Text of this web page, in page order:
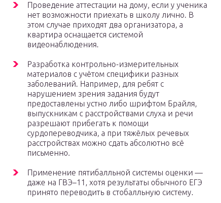
Проведение аттестации на дому, если у ученика
нет возможности приехать в школу лично. В
этом случае приходят два организатора, а
квартира оснащается системой
видеонаблюдения.
Разработка контрольно-измерительных
материалов с учётом специфики разных
заболеваний. Например, для ребят с
нарушением зрения задания будут
предоставлены устно либо шрифтом Брайля,
выпускникам с расстройствами слуха и речи
разрешают прибегать к помощи
сурдопереводчика, а при тяжёлых речевых
расстройствах можно сдать абсолютно всё
письменно.
Применение пятибалльной системы оценки —
даже на ГВЭ–11, хотя результаты обычного ЕГЭ
принято переводить в стобалльную систему.